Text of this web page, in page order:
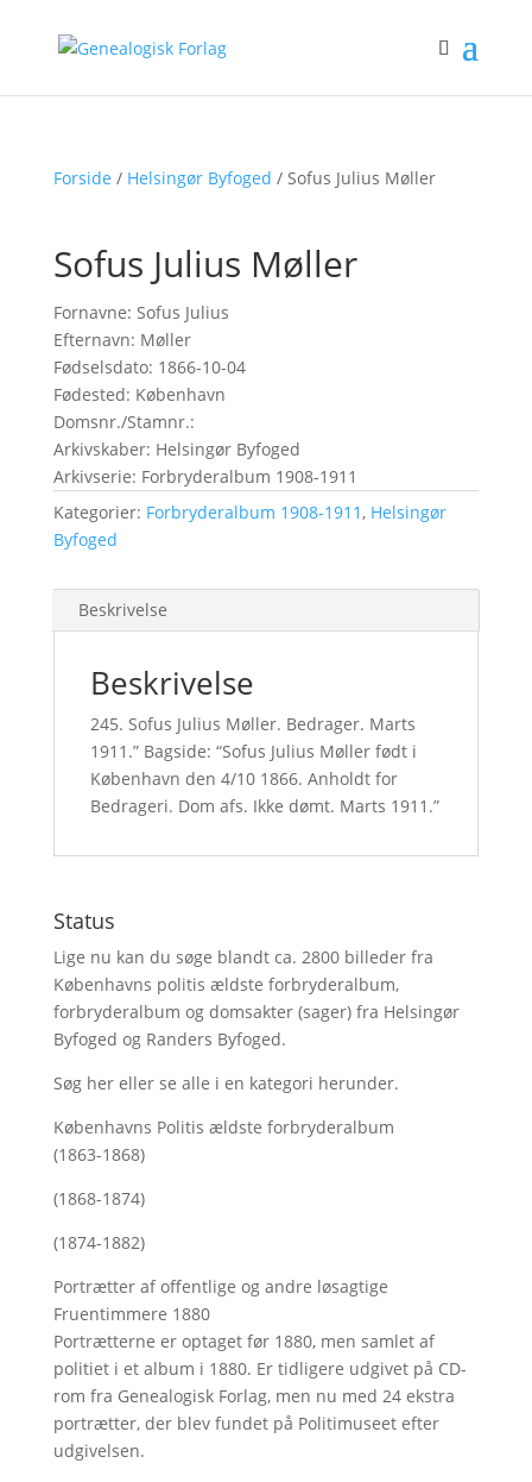
Forside / Helsingør Byfoged / Sofus Julius Møller
Sofus Julius Møller
Fornavne: Sofus Julius
Efternavn: Møller
Fødselsdato: 1866-10-04
Fødested: København
Domsnr./Stamnr.:
Arkivskaber: Helsingør Byfoged
Arkivserie: Forbryderalbum 1908-1911
Kategorier: Forbryderalbum 1908-1911, Helsingør
Byfoged
Beskrivelse
Beskrivelse
245. Sofus Julius Møller. Bedrager. Marts
1911.” Bagside: “Sofus Julius Møller født i
København den 4/10 1866. Anholdt for
Bedrageri. Dom afs. Ikke dømt. Marts 1911.”
Status
Lige nu kan du søge blandt ca. 2800 billeder fra
Københavns politis ældste forbryderalbum,
forbryderalbum og domsakter (sager) fra Helsingør
Byfoged og Randers Byfoged.
Søg hereller se alle i en kategori herunder.
Københavns Politis ældste forbryderalbum
(1863-1868)
(1868-1874)
(1874-1882)
Portrætter af offentlige og andre løsagtige
Fruentimmere 1880
Portrætterne er optaget før 1880, men samlet af
politiet i et album i 1880. Er tidligere udgivet på CD-
rom fra Genealogisk Forlag, men nu med 24 ekstra
portrætter, der blev fundet på Politimuseet efter
udgivelsen.